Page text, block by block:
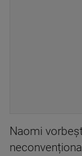
Naomi